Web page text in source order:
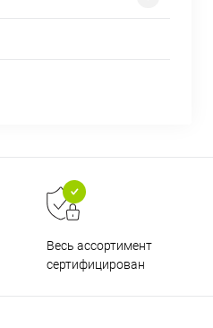
Весь ассортимент
сертифицирован